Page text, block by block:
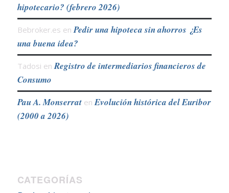
hipotecario? (febrero 2026)
Bebroker.es en Pedir una hipoteca sin ahorros ¿Es
una buena idea?
Tadosi en Registro de intermediarios financieros de
Consumo
Pau A. Monserraten Evolución histórica del Euribor
(2000 a 2026)
CATEGORÍAS